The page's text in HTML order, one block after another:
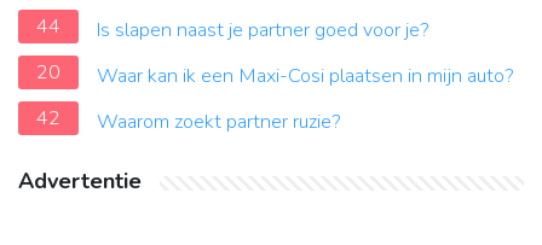
44
Is slapen naast je partner goed voor je?
20
Waar kan ik een Maxi-Cosi plaatsen in mijn auto?
42
Waarom zoekt partner ruzie?
Advertentie